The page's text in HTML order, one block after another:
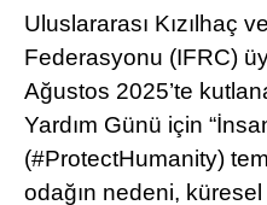
SAĞLIK
TEKNOLOJİ
EĞİTİM
Uluslararası Kızılhaç
Federasyonu (IFRC)
Ağustos 2025’te
Yardım Günü için
(#ProtectHumanity)
odağın nedeni,